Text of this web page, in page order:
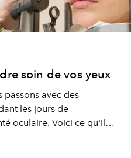
soin de vos yeux
passons avec des
les jours de
oculaire. Voici ce qu'il